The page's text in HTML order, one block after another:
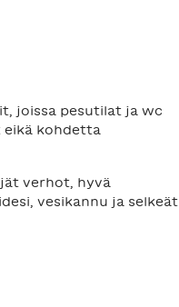
joissa pesutilat ja wc
eikä kohdetta
verhot, hyvä
vesikannu ja selkeät